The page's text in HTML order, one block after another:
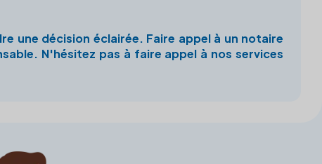
une décision éclairée. Faire appel à un notaire
N'hésitez pas à faire appel à nos services